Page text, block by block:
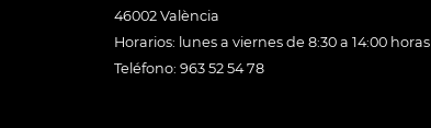
46002 València
Horarios: lunes a viernes de 8:30 a 14:00 horas
Teléfono: 963 52 54 78